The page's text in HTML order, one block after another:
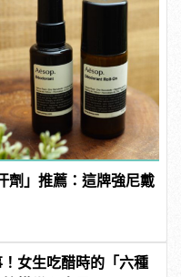
劑」推薦：這牌強尼戴
女生吃醋時的「六種